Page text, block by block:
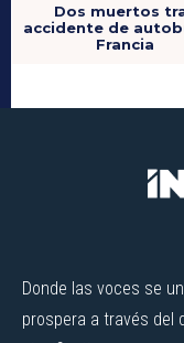
Dos muertos
accidente de
Francia
Donde las voces se
prospera a través del